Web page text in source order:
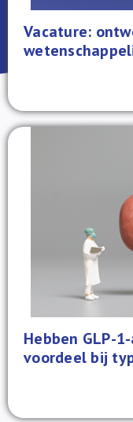
FR
Vacature:
Hebben GLP-
voordeel bij